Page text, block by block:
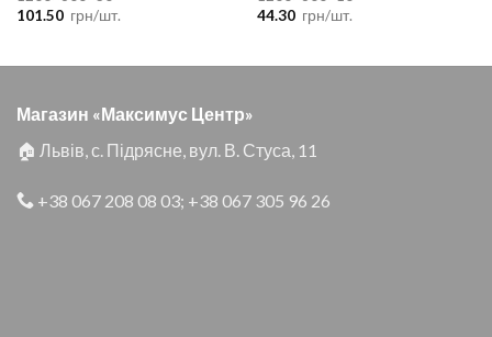
101.50 грн/шт.
44.30 грн/шт.
Магазин «Максимус Центр»
🏠 Львів, с. Підрясне, вул. В. Стуса, 11
+38 067 208 08 03; +38 067 305 96 26